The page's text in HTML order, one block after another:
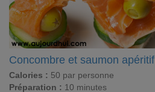
Concombre et saumon apéritif
Calories : 50 par personne
Préparation : 10 minutes